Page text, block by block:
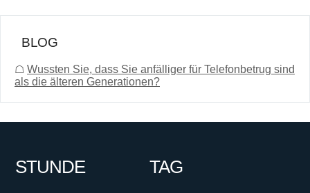
BLOG
☖ Wussten Sie, dass Sie anfälliger für Telefonbetrug sind
als die älteren Generationen?
STUNDE TAG